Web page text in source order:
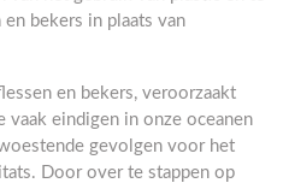
bekers in plaats van
en bekers, veroorzaakt
vaak eindigen in onze oceanen
gevolgen voor het
Door over te stappen op